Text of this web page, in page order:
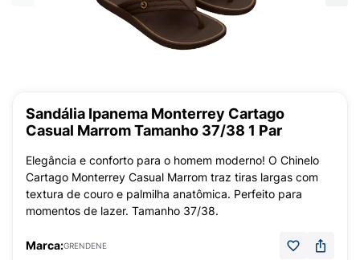
Sandália Ipanema Monterrey Cartago
Casual Marrom Tamanho 37/38 1 Par
Elegância e conforto para o homem moderno! O Chinelo
Cartago Monterrey Casual Marrom traz tiras largas com
textura de couro e palmilha anatômica. Perfeito para
momentos de lazer. Tamanho 37/38.
Marca:GRENDENE